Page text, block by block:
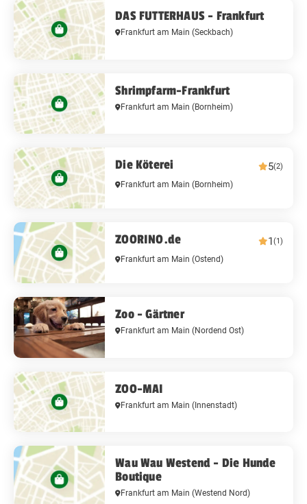
DAS FUTTERHAUS - Frankfurt
Frankfurt am Main(Seckbach)
Shrimpfarm-Frankfurt
Frankfurt am Main(Bornheim)
Die Köterei 5(2)
Frankfurt am Main(Bornheim)
ZOORINO.de 1(1)
Frankfurt am Main(Ostend)
Zoo - Gärtner
Frankfurt am Main(Nordend Ost)
ZOO-MAI
Frankfurt am Main(Innenstadt)
Wau Wau Westend - Die Hunde
Boutique
Frankfurt am Main(Westend Nord)